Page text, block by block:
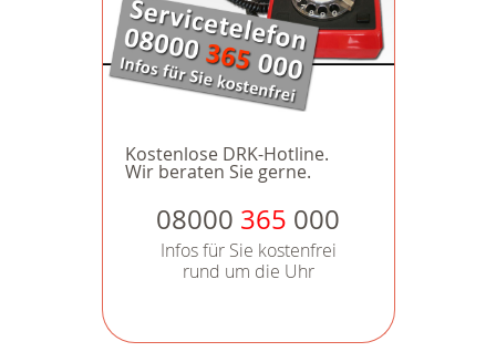
Kostenlose DRK-Hotline.
Wir beraten Sie gerne.
08000 365 000
Infos für Sie kostenfrei
rund um die Uhr